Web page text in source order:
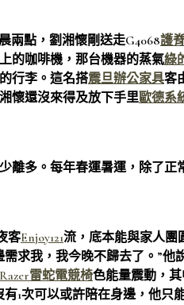
兩點，劉湘懷剛送走G4068護
的咖啡機，那台機器的蒸氣綠
行李。這名搭震旦辦公家具客
懷還沒來得及放下手里歐德系
多。每年春運暑運，除了正
客Enjoy121流，底本能與家人團
求我，我今晚不歸去了。”他
Razer雷蛇電競椅色能量震動，
1次可以或許陪在身邊，他只